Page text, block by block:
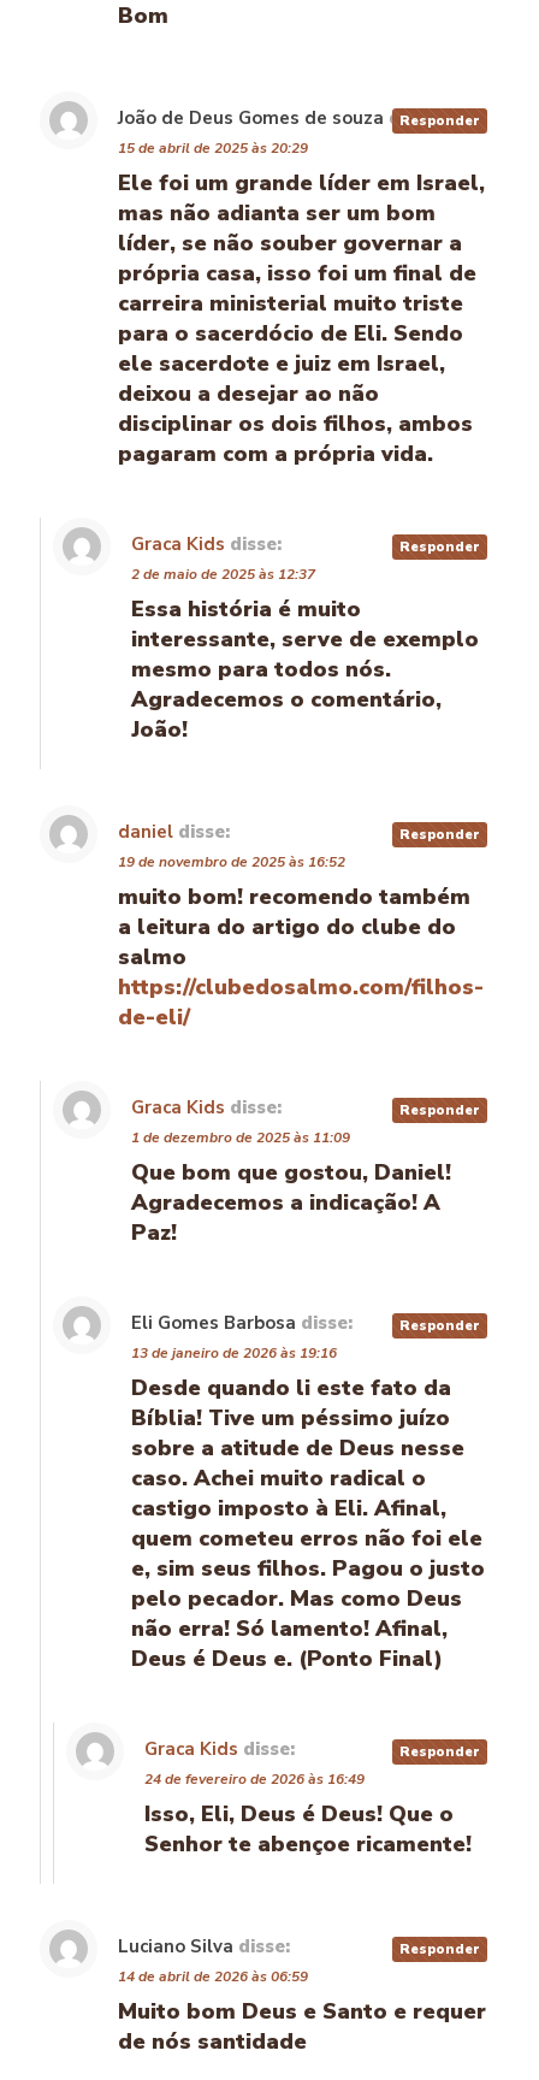
Bom
João de Deus Gomes de souza disse:
15 de abril de 2025 às 20:29
Ele foi um grande líder em Israel,
mas não adianta ser um bom
líder, se não souber governar a
própria casa, isso foi um final de
carreira ministerial muito triste
para o sacerdócio de Eli. Sendo
ele sacerdote e juiz em Israel,
deixou a desejar ao não
disciplinar os dois filhos, ambos
pagaram com a própria vida.
Responder
Graca Kids disse:
2 de maio de 2025 às 12:37
Essa história é muito
interessante, serve de exemplo
mesmo para todos nós.
Agradecemos o comentário,
João!
Responder
daniel disse:
19 de novembro de 2025 às 16:52
muito bom! recomendo também
a leitura do artigo do clube do
salmo
https://clubedosalmo.com/filhos-
de-eli/
Responder
Graca Kids disse:
1 de dezembro de 2025 às 11:09
Que bom que gostou, Daniel!
Agradecemos a indicação! A
Paz!
Responder
Eli Gomes Barbosa disse:
13 de janeiro de 2026 às 19:16
Desde quando li este fato da
Bíblia! Tive um péssimo juízo
sobre a atitude de Deus nesse
caso. Achei muito radical o
castigo imposto à Eli. Afinal,
quem cometeu erros não foi ele
e, sim seus filhos. Pagou o justo
pelo pecador. Mas como Deus
não erra! Só lamento! Afinal,
Deus é Deus e. (Ponto Final)
Responder
Graca Kids disse:
24 de fevereiro de 2026 às 16:49
Isso, Eli, Deus é Deus! Que o
Senhor te abençoe ricamente!
Responder
Luciano Silva disse:
14 de abril de 2026 às 06:59
Muito bom Deus e Santo e requer
de nós santidade
Responder